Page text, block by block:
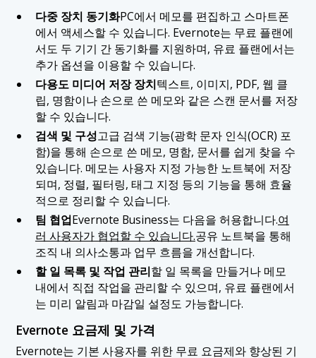
다중 장치 동기화PC에서 메모를 편집하고 스마트폰
에서 액세스할 수 있습니다. Evernote는 무료 플랜에
서도 두 기기 간 동기화를 지원하며, 유료 플랜에서는
추가 옵션을 이용할 수 있습니다.
다용도 미디어 저장 장치텍스트, 이미지, PDF, 웹 클
립, 명함이나 손으로 쓴 메모와 같은 스캔 문서를 저장
할 수 있습니다.
검색 및 구성고급 검색 기능(광학 문자 인식(OCR) 포
함)을 통해 손으로 쓴 메모, 명함, 문서를 쉽게 찾을 수
있습니다. 메모는 사용자 지정 가능한 노트북에 저장
되며, 정렬, 필터링, 태그 지정 등의 기능을 통해 효율
적으로 정리할 수 있습니다.
팀 협업Evernote Business는 다음을 허용합니다.여
러 사용자가 협업할 수 있습니다.공유 노트북을 통해
조직 내 의사소통과 업무 흐름을 개선합니다.
할 일 목록 및 작업 관리할 일 목록을 만들거나 메모
내에서 직접 작업을 관리할 수 있으며, 유료 플랜에서
는 미리 알림과 마감일 설정도 가능합니다.
Evernote 요금제 및 가격
Evernote는 기본 사용자를 위한 무료 요금제와 향상된 기